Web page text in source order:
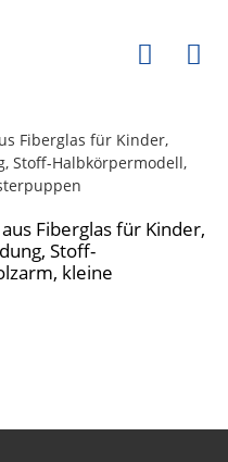
Fiberglas für Kinder,
Stoff-
kleine